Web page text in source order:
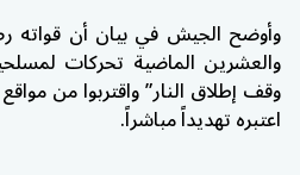
وأوضح الجيش في بيان أن قواته
والعشرين الماضية تحركات
وقف إطلاق النار” واقتربوا من
اعتبره تهديداً مباشراً.